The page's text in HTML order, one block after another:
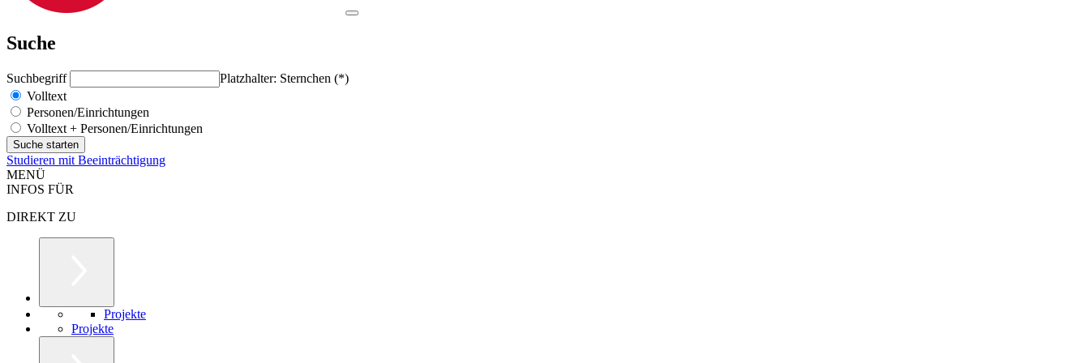
Suche
Suchbegriff
Platzhalter: Sternchen (*)
Volltext
Personen/Einrichtungen
Volltext + Personen/Einrichtungen
Studieren mit Beeinträchtigung
MENÜ
INFOS FÜR
DIREKT ZU
Projekte
Projekte